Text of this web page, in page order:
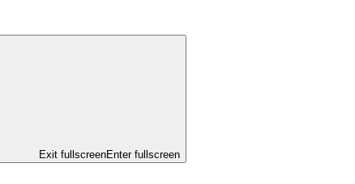
Exit fullscreenEnter fullscreen